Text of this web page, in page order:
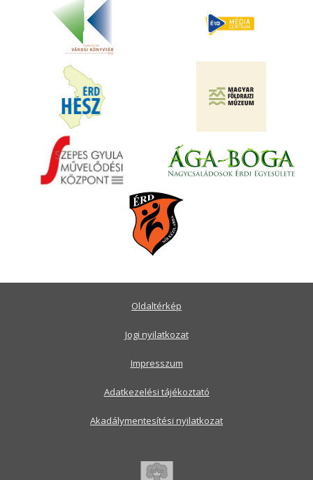
Oldaltérkép
Jogi nyilatkozat
Impresszum
Adatkezelési tájékoztató
Akadálymentesítési nyilatkozat